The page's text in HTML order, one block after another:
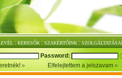
: KERESŐK : SZAKÉRTŐINK :
Password:
Elfelejtettem a jelszavam